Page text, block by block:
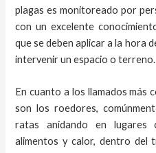
plagas es monitoreado por
con un excelente
que se deben aplicar a la hora
intervenir un espacio o terreno.
En cuanto a los llamados más
son los roedores,
ratas anidando en lugares
alimentos y calor, dentro del